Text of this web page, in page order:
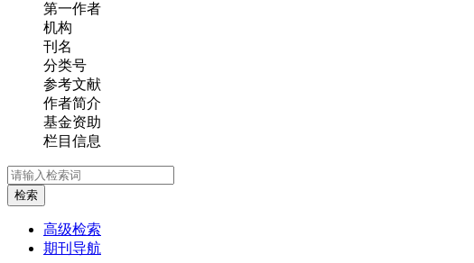
第一作者
机构
刊名
分类号
参考文献
作者简介
基金资助
栏目信息
检索
高级检索
期刊导航